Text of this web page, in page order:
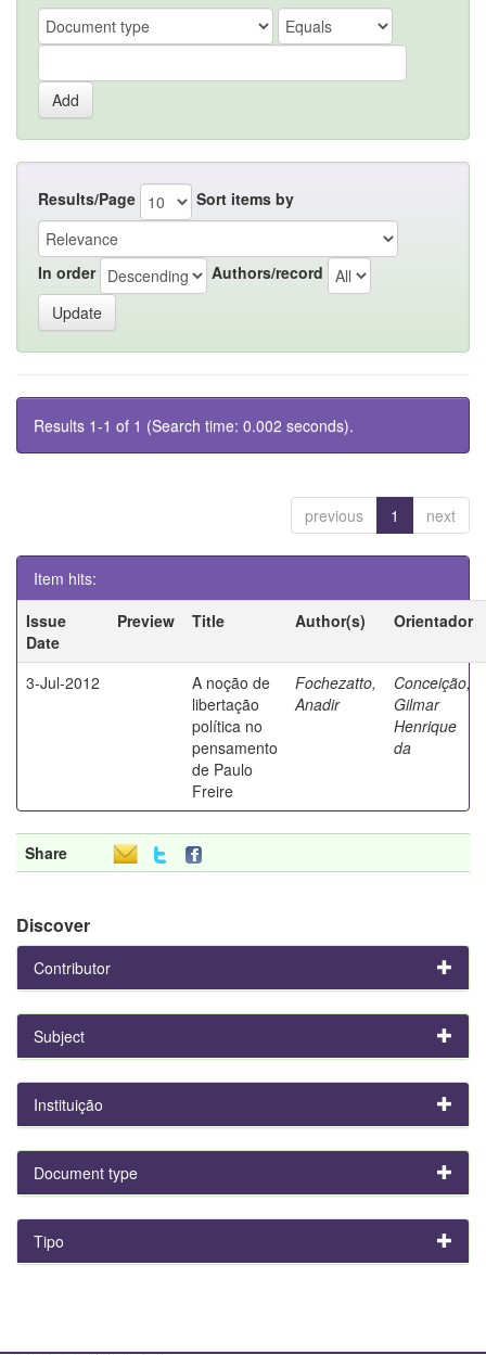
Results/Page Sort items by
In order Authors/record
Results 1-1 of 1 (Search time: 0.002 seconds).
previous 1 next
Item hits:
Issue
Date
Preview Title Author(s) Orientador
3-Jul-2012
A noção de
libertação
política no
pensamento
de Paulo
Freire
Fochezatto,
Anadir
Conceição,
Gilmar
Henrique
da
Share
Discover
Contributor
Subject
Instituição
Document type
Tipo